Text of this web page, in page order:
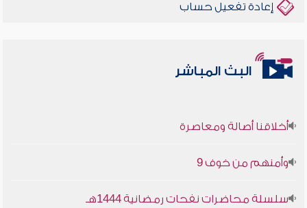
إعادة تفعيل حساب
البث المباشر
أخلاقنا أصالة ومعاصرة
وأمنهم من خوف 9
سلسلة محاضرات نفحات رمضانية 1444هـ